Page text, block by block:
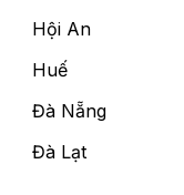
Hội An
Huế
Đà Nẵng
Đà Lạt